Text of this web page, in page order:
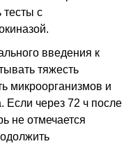
тесты с
введения к
тяжесть
микроорганизмов и
Если через 72 ч после
не отмечается